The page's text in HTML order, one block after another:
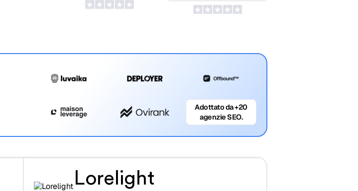
Adottato da +20
agenzie SEO.
Lorelight